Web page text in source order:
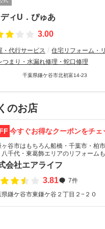
ィU．ぴゅあ
3.00
・代行サービス 住宅リフォーム・
つまり・水漏れ修理・蛇口修理
千葉県鎌ケ谷市北初富14-23
のお店
今すぐお得なクーポンをチェ
ヶ谷市はもちろん船橋・千葉市・柏
八千代・東葛飾エリアのリフォームも
会社エアライフ
3.81
7件
県鎌ケ谷市東鎌ケ谷２丁目２−２０